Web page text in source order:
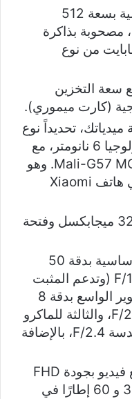
– النسخة الثانية: ذاكرة داخلية بسعة 512
جيجابايت من نوع UFS 2.2، مصحوبة بذاكرة
بسعة 8 جيجابايت من نوع
سعة التخزين
(كارت ميموري).
تحديداً نوع
Helio G100، المصنع بتكنولوجيا 6 نانومتر، مع
معالج رسومي من طراز Mali-G57 MC2. وهو
نفس المعالج المستخدم في هاتف Xiaomi
الكاميرا الأمامية تأتي بدقة 32 ميجابكسل وفتحة
الكاميرات الخلفية ثلاثية: الأساسية بدقة 50
ميجابكسل وفتحة عدسة F/1.8 (وتدعم المثبت
البصري OIS)، والثانية للتصوير الواسع بدقة 8
ميجابكسل وفتحة عدسة F/2.2، والثالثة للماكرو
بدقة 2 ميجابكسل وفتحة عدسة F/2.4، بالإضافة
يدعم الهاتف تسجيل مقاطع فيديو بجودة FHD
بدقة 1080 بكسل بمعدل 30 و 60 إطارًا في